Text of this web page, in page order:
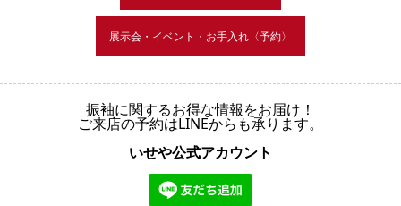
展示会・イベント・お手入れ〈予約〉
振袖に関するお得な情報をお届け！
ご来店の予約はLINEからも承ります。
いせや公式アカウント